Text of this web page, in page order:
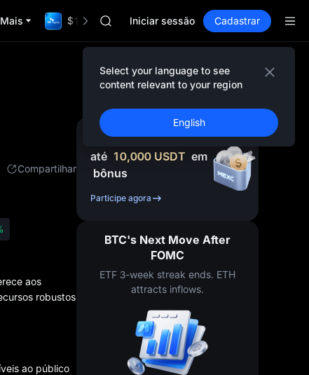
Mais $1,000,000 TradFi Gala
MINIMAX
UNITREE
Unitree Future Now Live
MINIMAX
UNITREE
Unitree Future Now Live
Iniciar sessão Cadastrar
Select your language to see
content relevant to your region
English
Compartilhar
aos
robustos
ao público
Cadastre-se e receba
até 10,000 USDT em
bônus
Participe agora
BTC's Next Move After
FOMC
ETF 3-week streak ends. ETH
attracts inflows.